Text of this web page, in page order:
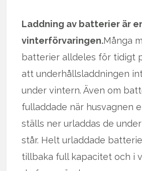
Laddning av batterier är
vinterförvaringen.Många
batterier alldeles för tidigt
att underhållsladdningen
under vintern. Även om
fulladdade när husvagnen
ställs ner urladdas de
står. Helt urladdade
tillbaka full kapacitet och i